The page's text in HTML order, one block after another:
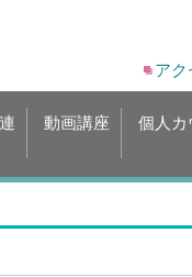
アク
動画講座 個人カ